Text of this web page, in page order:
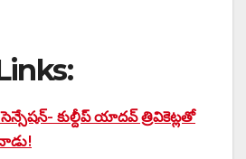
కుల్దీప్ యాదవ్ త్రివికెట్లతో